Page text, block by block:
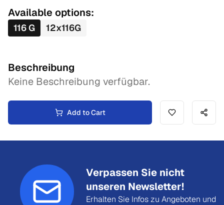
Available options:
116G 12x116G
Beschreibung
Keine Beschreibung verfügbar.
Add to Cart
Verpassen Sie nicht
unseren Newsletter!
Erhalten Sie Infos zu Angeboten und